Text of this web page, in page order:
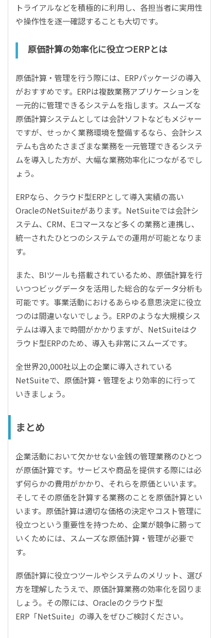
トライアルなどを積極的に利用し、各担当者に実用性
や操作性を逐一確認することも大切です。
原価計算の効率化に役立つERPとは
原価計算・管理を行う際には、ERPパッケージの導入
がおすすめです。ERPは複数業務アプリケーションを
一元的に管理できるシステムを指します。スムーズな
原価計算システムとしては会計ソフトなどもメジャー
ですが、せっかく業務環境を整備するなら、会計シス
テムも含めたさまざまな業務を一元管理できるシステ
ムを導入した方が、大幅な業務効率化につながるでし
ょう。
ERPなら、クラウド型ERPとして導入実績の高い
OracleのNetSuiteがあります。NetSuiteでは会計シ
ステム、CRM、Eコマースなど多くの業務と連携し、
統一されたひとつのシステムでの運用が可能となりま
す。
また、BIツールも搭載されているため、原価計算を行
いつつビッグデータを活用した総合的なデータ分析も
可能です。事業活動におけるあらゆる意思決定に役立
つのは間違いないでしょう。ERPのような大規模シス
テムは導入まで時間がかかりますが、NetSuiteはク
ラウド型ERPのため、導入も非常にスムーズです。
全世界20,000社以上の企業に導入されている
NetSuiteで、原価計算・管理をより効率的に行って
いきましょう。
まとめ
企業活動において欠かせない金銭の管理業務のひとつ
が原価計算です。サービスや商品を提供する際には必
ず何らかの費用がかかり、それらを原価といいます。
そしてその原価を計算する業務のことを原価計算とい
います。原価計算は適切な価格の決定やコスト管理に
役立つという重要性を持つため、企業が競争に勝って
いくためには、スムーズな原価計算・管理が必要で
す。
原価計算に役立つツールやシステムのメリット、選び
方を理解したうえで、原価計算業務の効率化を図りま
しょう。その際には、Oracleのクラウド型
ERP「NetSuite」の導入をぜひご検討ください。